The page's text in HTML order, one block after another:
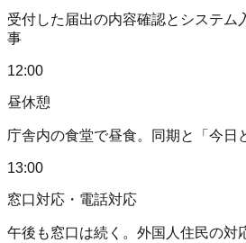
受付した届出の内容確認とシステム
事
12:00
昼休憩
庁舎内の食堂で昼食。同期と「今日
13:00
窓口対応・電話対応
午後も窓口は続く。外国人住民の対